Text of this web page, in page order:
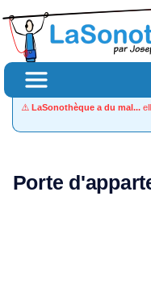
⚠️ LaSonothèque a du mal...
Porte